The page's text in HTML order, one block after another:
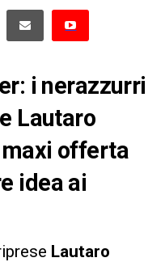
i nerazzurri
Lautaro
offerta
idea ai
Lautaro